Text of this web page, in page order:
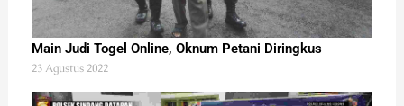
Main Judi Togel Online, Oknum Petani Diringkus
23 Agustus 2022